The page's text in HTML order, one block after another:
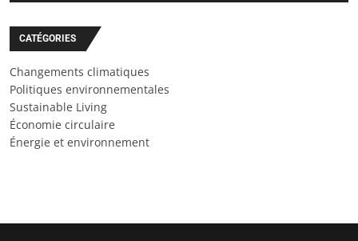
CATÉGORIES
Changements climatiques
Politiques environnementales
Sustainable Living
Économie circulaire
Énergie et environnement